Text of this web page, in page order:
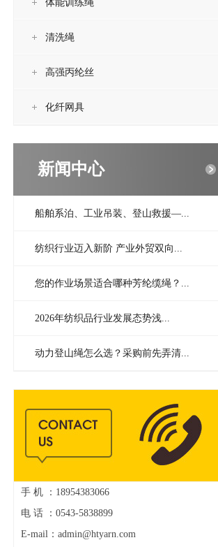
体能训练绳
清洗绳
高强丙纶丝
化纤网具
新闻中心
船舶系泊、工业吊装、登山救援—...
纺织行业迈入新阶 产业外贸双向...
您的作业场景适合哪种芳纶缆绳？...
2026年纺织品行业发展态势浅...
动力登山绳怎么选？采购前先弄清...
手 机 ：18954383066
电 话 ：0543-5838899
E-mail：admin@htyarn.com